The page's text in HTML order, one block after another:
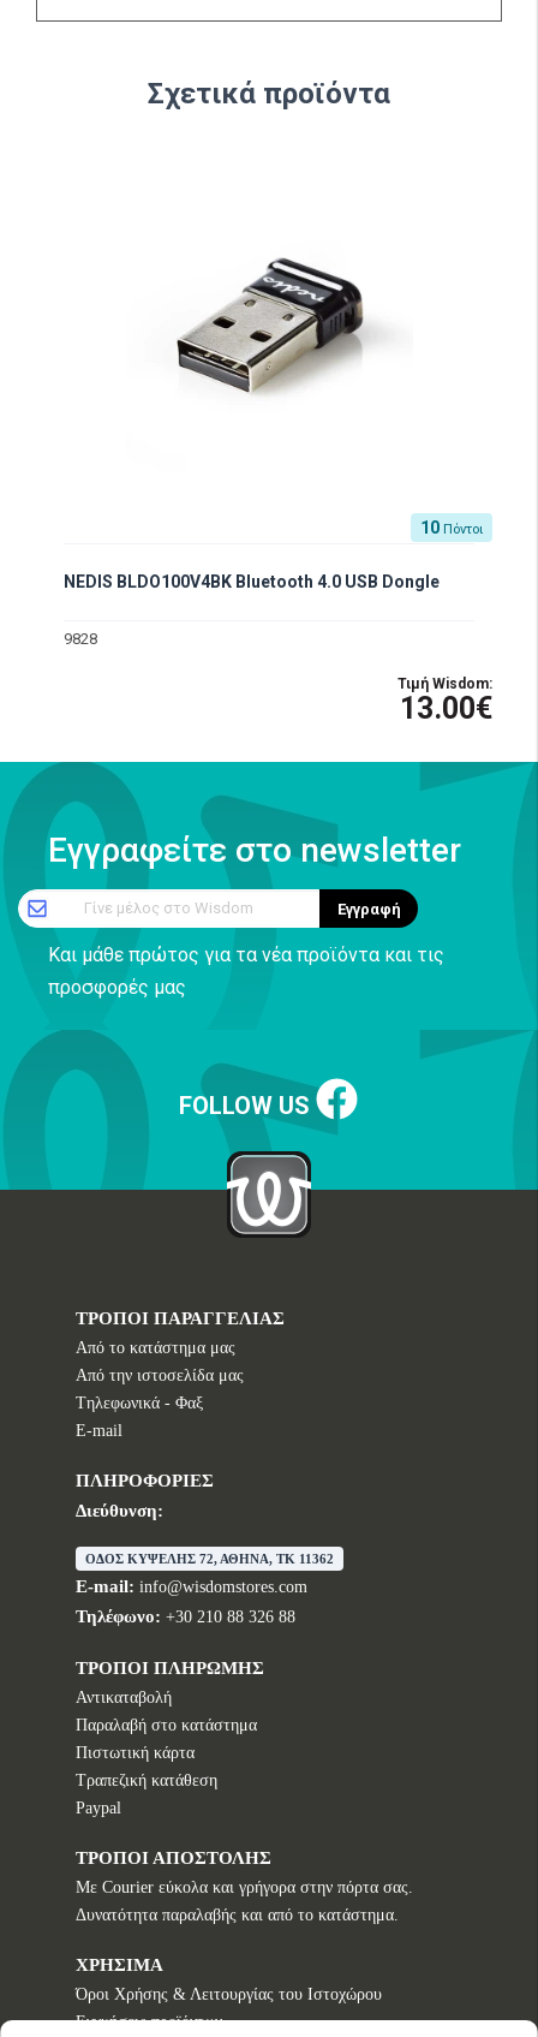
Σχετικά προϊόντα
10 Πόντοι
NEDIS BLDO100V4BK Bluetooth 4.0 USB Dongle
9828
Τιμή Wisdom:
13.00€
Εγγραφείτε στο newsletter
Γίνε μέλος στο Wisdom Εγγραφή
Και μάθε πρώτος για τα νέα προϊόντα και τις
προσφορές μας
FOLLOW US
ΤΡΟΠΟΙ ΠΑΡΑΓΓΕΛΙΑΣ
Από το κατάστημα μας
Από την ιστοσελίδα μας
Tηλεφωνικά - Φαξ
E-mail
ΠΛΗΡΟΦΟΡΙΕΣ
Διεύθυνση:
ΟΔΟΣ ΚΥΨΕΛΗΣ 72, ΑΘΗΝΑ, TK 11362
E-mail: info@wisdomstores.com
Τηλέφωνο: +30 210 88 326 88
ΤΡΟΠΟΙ ΠΛΗΡΩΜΗΣ
Αντικαταβολή
Παραλαβή στο κατάστημα
Πιστωτική κάρτα
Τραπεζική κατάθεση
Paypal
ΤΡΟΠΟΙ ΑΠΟΣΤΟΛΗΣ
Με Courier εύκολα και γρήγορα στην πόρτα σας.
Δυνατότητα παραλαβής και από το κατάστημα.
ΧΡΗΣΙΜΑ
Όροι Χρήσης & Λειτουργίας του Ιστοχώρου
Εγγυήσεις προϊόντων